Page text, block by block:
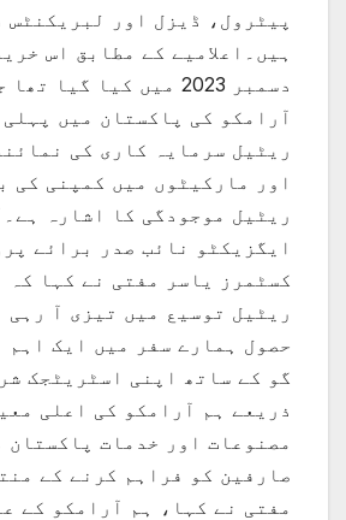
پیٹرول، ڈیزل اور لبریکنٹس
ہیں۔اعلامیے کے مطابق اس
دسمبر 2023 میں کیا گیا
آرامکو کی پاکستان میں
ریٹیل سرمایہ کاری کی
اور مارکیٹوں میں کمپنی کی
ریٹیل موجودگی کا اشارہ
ایگزیکٹو نائب صدر برائے
کسٹمرز یاسر مفتی نے کہا کہ
ریٹیل توسیع میں تیزی آ رہی
حصول ہمارے سفر میں ایک اہم
گو کے ساتھ اپنی اسٹریٹجک
ذریعے ہم آرامکو کی اعلی
مصنوعات اور خدمات پاکستان
صارفین کو فراہم کرنے کے
مفتی نے کہا، ہم آرامکو کے